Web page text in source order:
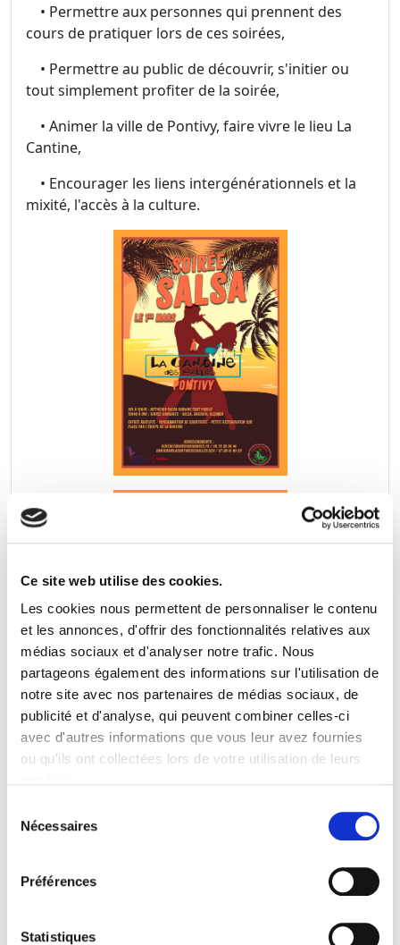
Ce site web utilise des cookies.
Les cookies nous permettent de personnaliser le contenu
et les annonces, d'offrir des fonctionnalités relatives aux
médias sociaux et d'analyser notre trafic. Nous
partageons également des informations sur l'utilisation de
notre site avec nos partenaires de médias sociaux, de
publicité et d'analyse, qui peuvent combiner celles-ci
avec d'autres informations que vous leur avez fournies
ou qu'ils ont collectées lors de votre utilisation de leurs
Nécessaires
Préférences
Statistiques
• Permettre aux personnes qui prennent des
cours de pratiquer lors de ces soirées,
• Permettre au public de découvrir, s'initier ou
tout simplement profiter de la soirée,
• Animer la ville de Pontivy, faire vivre le lieu La
Cantine,
• Encourager les liens intergénérationnels et la
mixité, l'accès à la culture.
Tombola "à 100 % pour les
Bretagne